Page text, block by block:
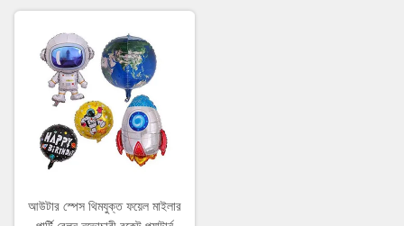
আউটার স্পেস থিমযুক্ত ফয়েল মাইলার